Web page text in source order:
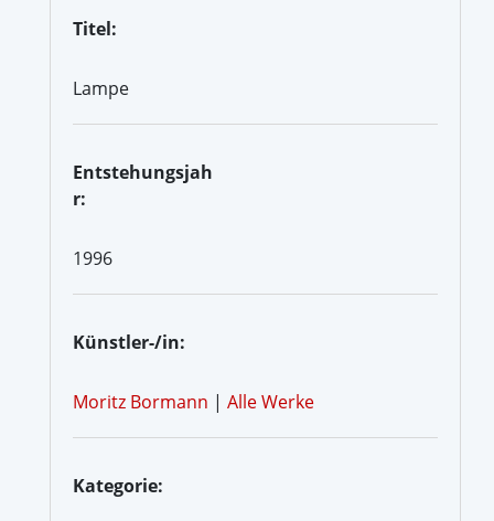
Titel:
Lampe
Entstehungsjah
r:
1996
Künstler-/in:
Moritz Bormann | Alle Werke
Kategorie: